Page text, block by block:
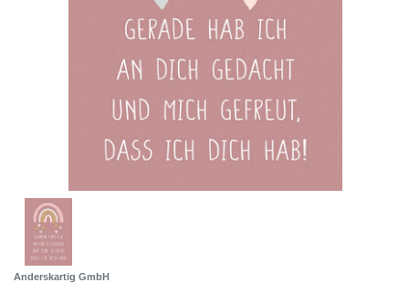
Anderskartig GmbH